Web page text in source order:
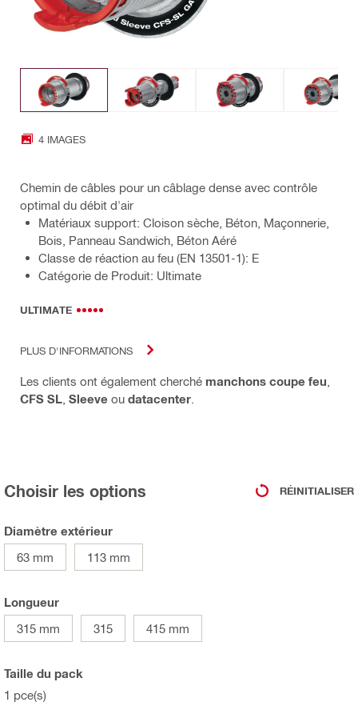
4 IMAGES
Chemin de câbles pour un câblage dense avec contrôle
optimal du débit d'air
Matériaux support: Cloison sèche, Béton, Maçonnerie,
Bois, Panneau Sandwich, Béton Aéré
Classe de réaction au feu (EN 13501-1): E
Catégorie de Produit: Ultimate
ULTIMATE
PLUS D'INFORMATIONS
Les clients ont également cherché manchons coupe feu
CFS SL Sleeve ou datacenter
Choisir les options RÉINITIALISER
Diamètre extérieur
63 mm
113 mm
Longueur
315 mm
315 415 mm
Taille du pack
1 pce(s)